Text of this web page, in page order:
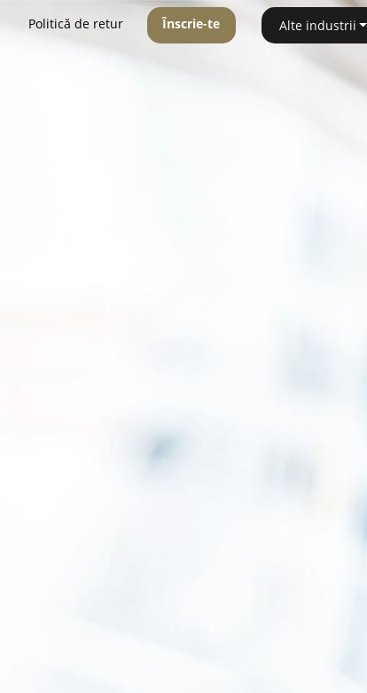
Politică de retur Înscrie-te Alte industrii